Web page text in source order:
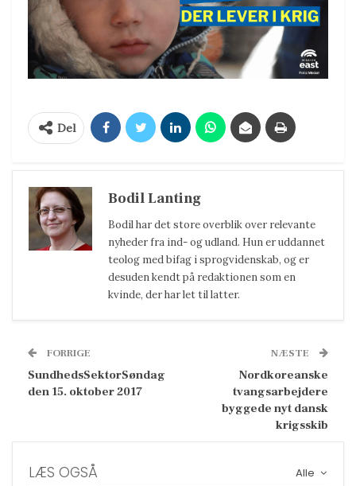
Del
Bodil Lanting
Bodil har det store overblik over relevante
nyheder fra ind- og udland. Hun er uddannet
teolog med bifag i sprogvidenskab, og er
desuden kendt på redaktionen som en
kvinde, der har let til latter.
FORRIGE
SundhedsSektorSøndag
den 15. oktober 2017
NÆSTE
Nordkoreanske
tvangsarbejdere
byggede nyt dansk
krigsskib
Alle
LÆS OGSÅ